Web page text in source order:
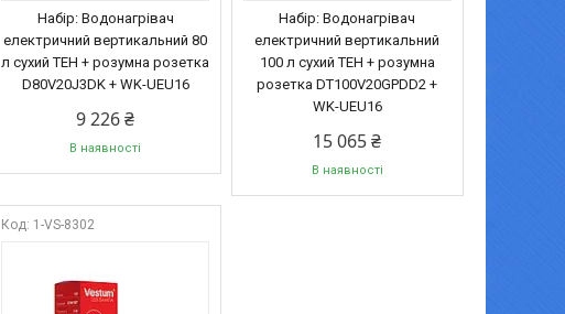
Набір: Водонагрівач
електричний вертикальний 80
л сухий ТЕН + розумна розетка
D80V20J3DK + WK-UEU16
9 226 ₴
В наявності
Набір: Водонагрівач
електричний вертикальний
100 л сухий ТЕН + розумна
розетка DT100V20GPDD2 +
WK-UEU16
15 065 ₴
В наявності
1-VS-8302